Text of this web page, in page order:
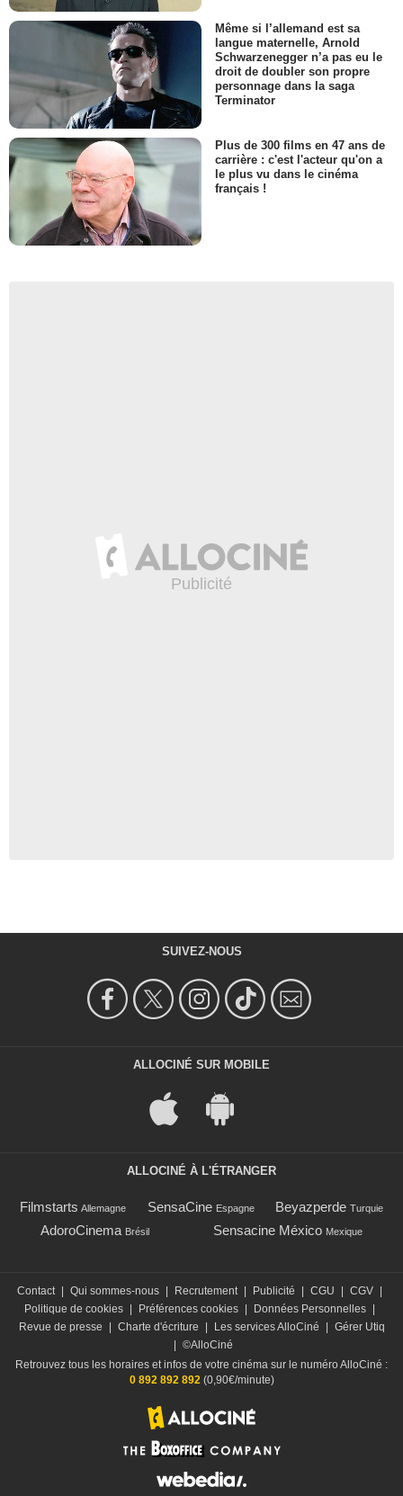
Même si l’allemand est sa
langue maternelle, Arnold
Schwarzenegger n’a pas eu le
droit de doubler son propre
personnage dans la saga
Terminator
Plus de 300 films en 47 ans de
carrière : c'est l'acteur qu'on a
le plus vu dans le cinéma
français !
SUIVEZ-NOUS
ALLOCINÉ SUR MOBILE
ALLOCINÉ À L'ÉTRANGER
Filmstarts Allemagne SensaCine Espagne Beyazperde Turquie
AdoroCinema Brésil Sensacine México Mexique
Contact Qui sommes-nous Recrutement Publicité CGU CGV
Politique de cookies
Préférences cookies Données Personnelles
Revue de presse
Charte d'écriture Les services AlloCiné
Gérer Utiq
©AlloCiné
Retrouvez tous les horaires et infos de votre cinéma sur le numéro AlloCiné :
0 892 892 892(0,90€/minute)